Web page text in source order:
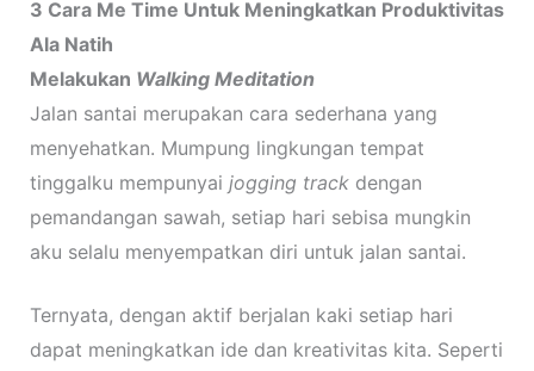
3 Cara Me Time Untuk Meningkatkan Produktivitas
Ala Natih
Melakukan Walking Meditation
Jalan santai merupakan cara sederhana yang
menyehatkan. Mumpung lingkungan tempat
tinggalku mempunyai jogging track dengan
pemandangan sawah, setiap hari sebisa mungkin
aku selalu menyempatkan diri untuk jalan santai.
Ternyata, dengan aktif berjalan kaki setiap hari
dapat meningkatkan ide dan kreativitas kita. Seperti